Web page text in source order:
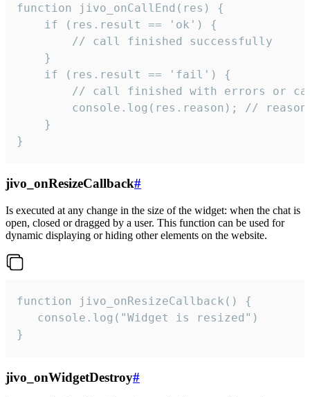
function jivo_onCallEnd(res) {
    if (res.result == 'ok') {
        // call finished successfully
    }
    if (res.result == 'fail') {
// call finished with errors or
console.log(res.reason); //
    }
}
jivo_onResizeCallback#
Is executed at any change in the size of the widget: when the chat is
open, closed or dragged by a user. This function can be used for
dynamic displaying or hiding other elements on the website.
function jivo_onResizeCallback() {
   console.log("Widget is resized")
}
jivo_onWidgetDestroy#